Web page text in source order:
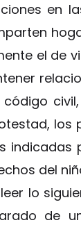
en
el de
los
indicadas
del
lo
de